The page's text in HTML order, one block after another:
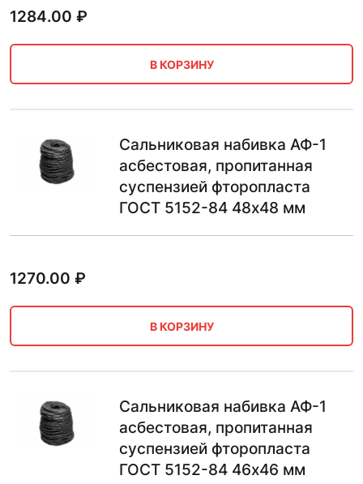
1284.00 ₽
В КОРЗИНУ
Сальниковая набивка АФ-1
асбестовая, пропитанная
суспензией фторопласта
ГОСТ 5152-84 48х48 мм
1270.00 ₽
В КОРЗИНУ
Сальниковая набивка АФ-1
асбестовая, пропитанная
суспензией фторопласта
ГОСТ 5152-84 46х46 мм